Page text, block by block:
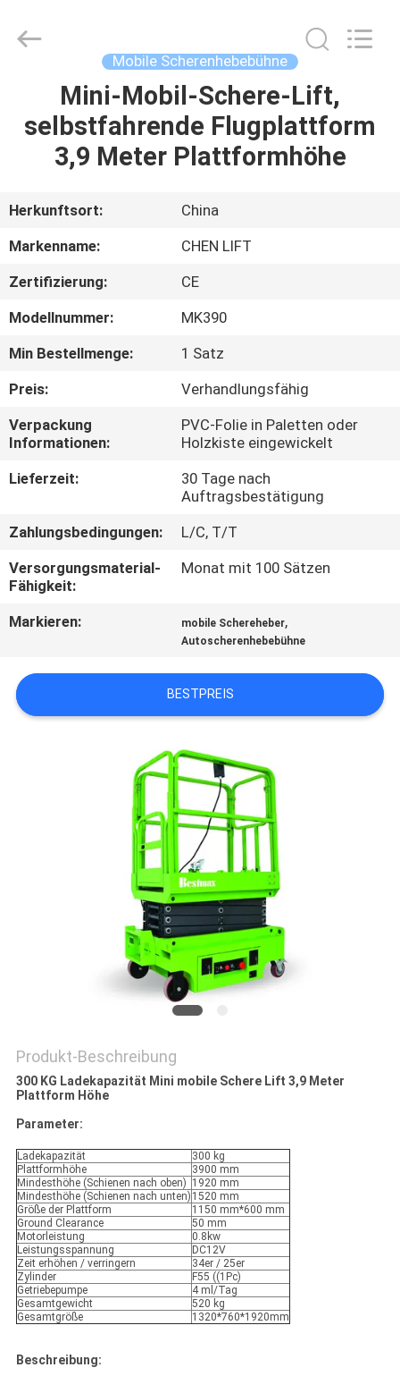
HAUSE
ÜBER
UNS
WERKSBESICHTIGUNG
QUALITÄTSKONTROLLE
KONTAKT
MIT
NEUIGKEITEN
BITTE UM
ANGEBOT
DATENSCHUTZRICHTLINIE
LTD.
Mobile Scherenhebebühne
Mini-Mobil-Schere-Lift,
selbstfahrende Flugplattform
3,9 Meter Plattformhöhe
Herkunftsort:
China
Markenname:
CHEN LIFT
Zertifizierung:
CE
Modellnummer:
MK390
Min Bestellmenge:
1 Satz
Preis:
Verhandlungsfähig
Verpackung
Informationen:
PVC-Folie in Paletten oder
Holzkiste eingewickelt
Lieferzeit:
30 Tage nach
Auftragsbestätigung
Zahlungsbedingungen:
L/C, T/T
Versorgungsmaterial-
Fähigkeit:
Monat mit 100 Sätzen
Markieren: mobile Schereheber,
Autoscherenhebebühne
BESTPREIS
Produkt-Beschreibung
300 KG Ladekapazität Mini mobile Schere Lift 3,9 Meter
Plattform Höhe
Parameter:
Ladekapazität
300 kg
Plattformhöhe
3900 mm
Mindesthöhe (Schienen nach oben) 1920 mm
Mindesthöhe (Schienen nach unten) 1520 mm
Größe der Plattform
1150 mm*600 mm
Ground Clearance
50 mm
Motorleistung
0.8kw
Leistungsspannung
DC12V
Zeit erhöhen / verringern
34er / 25er
Zylinder
F55 ((1Pc)
Getriebepumpe
4 ml/Tag
Gesamtgewicht
520 kg
Gesamtgröße
1320*760*1920mm
Beschreibung: